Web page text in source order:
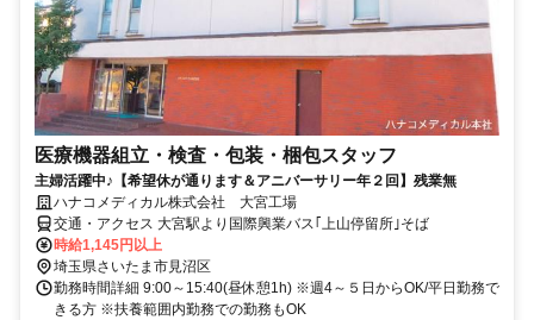
医療機器組立・検査・包装・梱包スタッフ
主婦活躍中♪【希望休が通ります＆アニバーサリー年２回】残業無
ハナコメディカル株式会社 大宮工場
交通・アクセス 大宮駅より国際興業バス｢上山停留所｣そば
時給1,145円以上
埼玉県さいたま市見沼区
勤務時間詳細 9:00～15:40(昼休憩1h) ※週4～５日からOK/平日勤務で
きる方 ※扶養範囲内勤務での勤務もOK